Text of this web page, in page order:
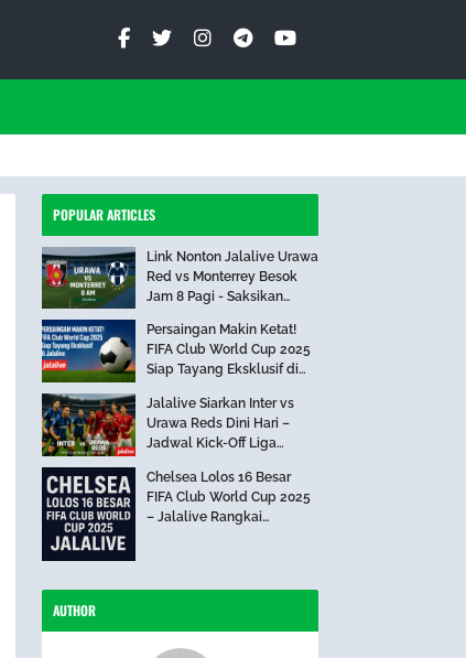
POPULAR ARTICLES
Link Nonton Jalalive Urawa
Red vs Monterrey Besok
Jam 8 Pagi - Saksikan
Persaingan Makin Ketat!
FIFA Club World Cup 2025
Siap Tayang Eksklusif di
Jalalive Siarkan Inter vs
Urawa Reds Dini Hari –
Jadwal Kick-Off Liga
Chelsea Lolos 16 Besar
FIFA Club World Cup 2025
– Jalalive Rangkai
AUTHOR